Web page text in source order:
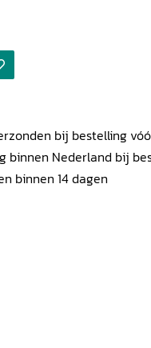
bij bestelling
binnen Nederland bij
binnen 14 dagen